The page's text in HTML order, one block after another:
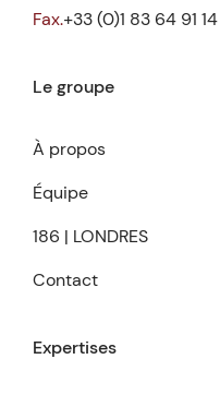
Fax.+33 (0)1 83 64 91 14
Le groupe
À propos
Équipe
186 | LONDRES
Contact
Expertises